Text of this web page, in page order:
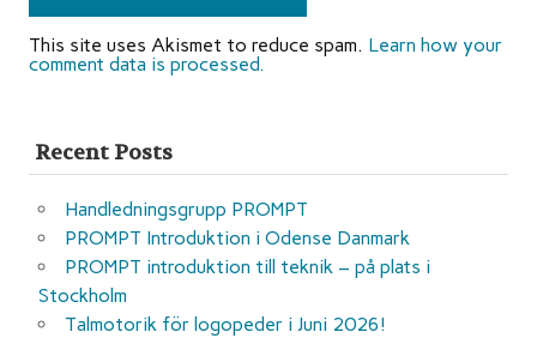
This site uses Akismet to reduce spam. Learn how your
comment data is processed.
Recent Posts
Handledningsgrupp PROMPT
PROMPT Introduktion i Odense Danmark
PROMPT introduktion till teknik – på plats i
Stockholm
Talmotorik för logopeder i Juni 2026!